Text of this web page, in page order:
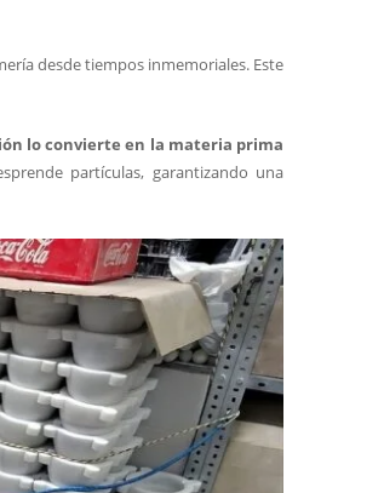
desde tiempos inmemoriales. Este
lo convierte en la materia prima
partículas, garantizando una